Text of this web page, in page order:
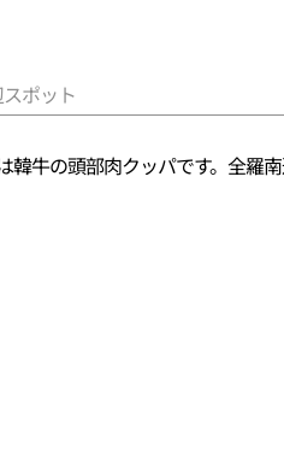
ポット
牛の頭部肉クッパです。全羅